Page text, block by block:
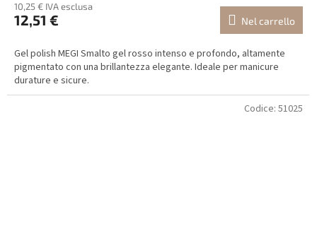
10,25 € IVA esclusa
12,51 € Nel carrello
Gel polish MEGI Smalto gel rosso intenso e profondo, altamente
pigmentato con una brillantezza elegante. Ideale per manicure
durature e sicure.
Codice: 51025